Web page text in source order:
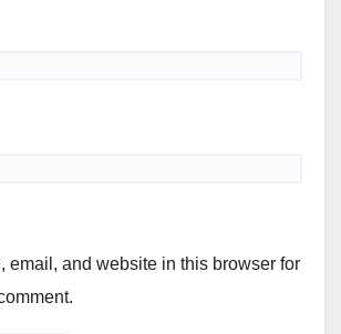
email, and website in this browser for